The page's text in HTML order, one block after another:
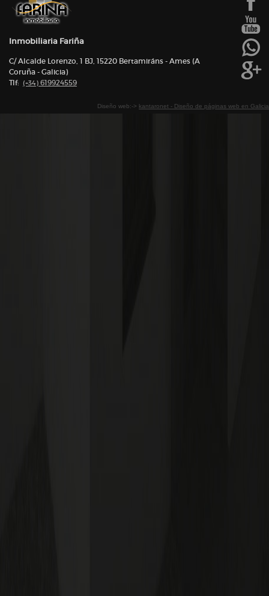
Inmobiliaria Fariña
C/ Alcalde Lorenzo, 1 BJ, 15220 Bertamiráns - Ames (A
Coruña - Galicia)
Tlf: (+34) 619924559
Diseño web:-> kantaronet - Diseño de páginas web en Galicia